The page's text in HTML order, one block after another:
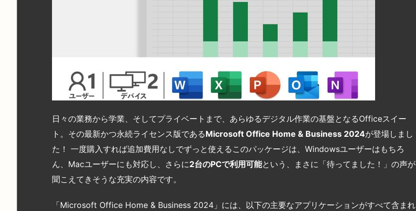
日々の業務から学業、そしてプライベートまで、あらゆるデジタル作業の基盤となるOfficeスイー
ト。その最新かつ永続ライセンス版であるMicrosoft Office Home & Business 2024が登場しまし
た！ 一度購入すれば追加費用なしでずっと使えるこのパッケージは、Windowsユーザーはもちろ
ん、Macユーザーにも対応し、さらに2台のPCで利用可能という、まさに「待ってました！」の声が
聞こえてきそうな充実の内容です。
「Microsoft Office Home & Business 2024」には、以下の主要なアプリケーションがすべて含まれ